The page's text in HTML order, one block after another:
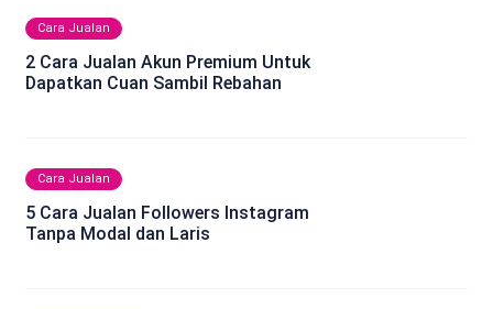
Cara Jualan
2 Cara Jualan Akun Premium Untuk
Dapatkan Cuan Sambil Rebahan
Cara Jualan
5 Cara Jualan Followers Instagram
Tanpa Modal dan Laris